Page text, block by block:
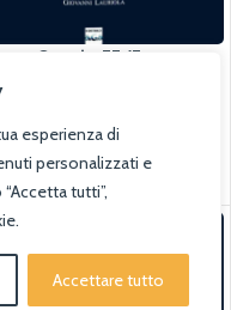
esperienza di
personalizzati e
tutti”,
Accettare tutto
Omnia II/I
opere
B88097E7
Al Carrello